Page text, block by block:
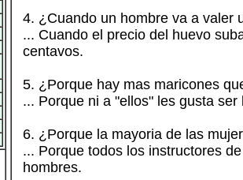
4. ¿Cuando un hombre va a valer
... Cuando el precio del huevo
centavos.
5. ¿Porque hay mas maricones
... Porque ni a "ellos" les gusta ser
6. ¿Porque la mayoria de las
... Porque todos los instructores
hombres.